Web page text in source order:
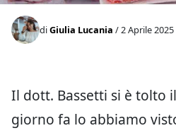
diGiulia Lucania / 2 Aprile 2025
Il dott. Bassetti si è tolto
giorno fa lo abbiamo